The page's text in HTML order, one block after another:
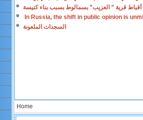
أقباط قرية ” العزيب” بسمالوط بسبب بناء كنيسة
In Russia, the shift in public opinion is
السجدات الملعونة
Home